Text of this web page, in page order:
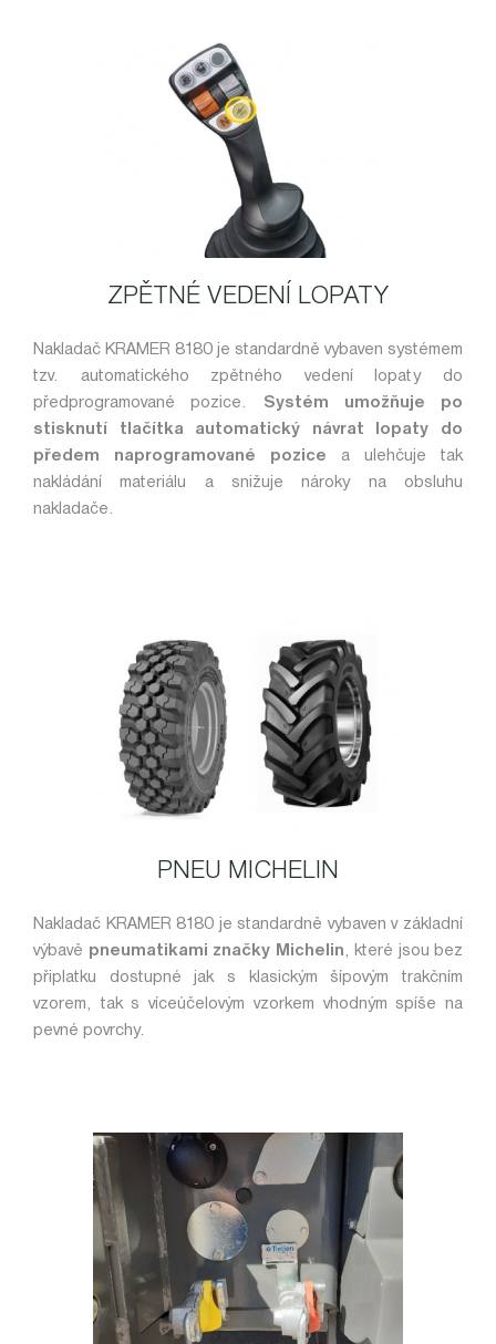
ZPĚTNÉ VEDENÍ LOPATY
Nakladač KRAMER 8180 je standardně vybaven systémem
tzv. automatického zpětného vedení lopaty do
předprogramované pozice.
Systém umožňuje po
stisknutí tlačítka automatický návrat lopaty do
předem naprogramované pozice a ulehčuje tak
nakládání materiálu a snižuje nároky na obsluhu
nakladače.
PNEU MICHELIN
Nakladač KRAMER 8180 je standardně vybaven v základní
výbavě pneumatikami značky Michelin, které jsou bez
připlatku dostupné jak s klasickým šípovým trakčním
vzorem, tak s víceúčelovým vzorkem vhodným spíše na
pevné povrchy.